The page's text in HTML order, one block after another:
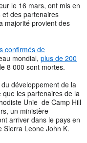
le 16 mars, ont mis en
des partenaires
majorité provient des
confirmés de
mondial, plus de 200
8 000 sont mortes.
développement de la
les partenaires de la
Unie de Camp Hill
un ministère
arriver dans le pays en
Sierra Leone John K.